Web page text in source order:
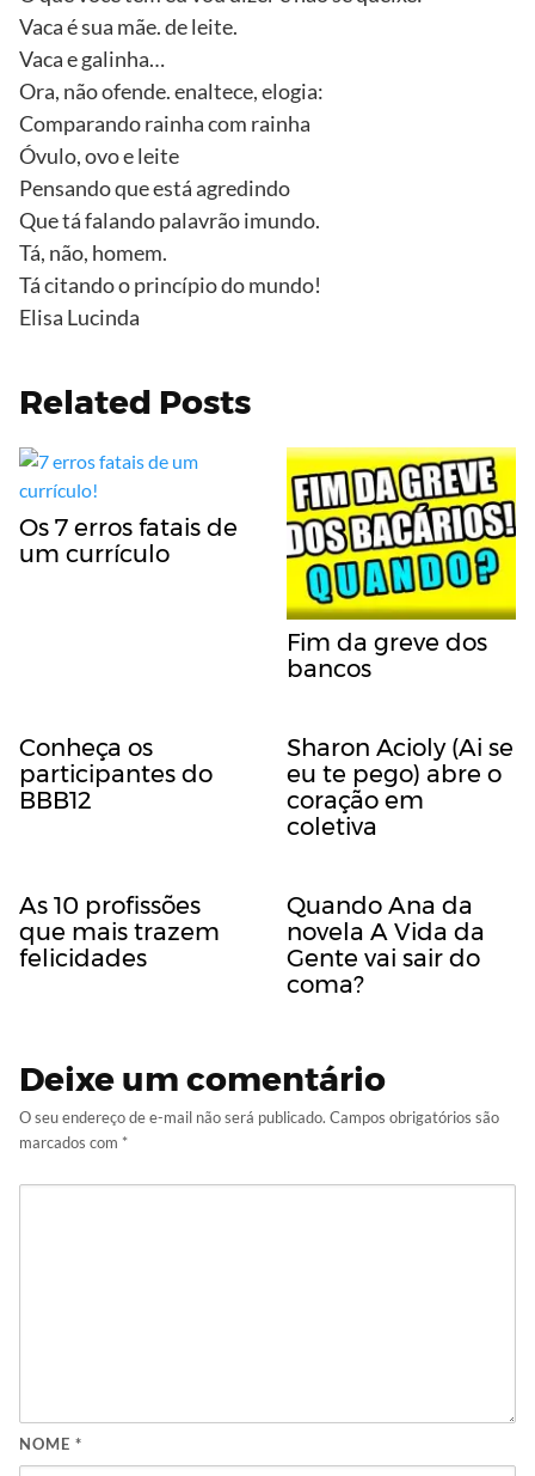
Vaca é sua mãe. de leite.
Vaca e galinha…
Ora, não ofende. enaltece, elogia:
Comparando rainha com rainha
Óvulo, ovo e leite
Pensando que está agredindo
Que tá falando palavrão imundo.
Tá, não, homem.
Tá citando o princípio do mundo!
Elisa Lucinda
Related Posts
Os 7 erros fatais de
um currículo
Fim da greve dos
bancos
Conheça os
participantes do
BBB12
Sharon Acioly (Ai se
eu te pego) abre o
coração em
coletiva
As 10 profissões
que mais trazem
felicidades
Quando Ana da
novela A Vida da
Gente vai sair do
coma?
Deixe um comentário
O seu endereço de e-mail não será publicado. Campos obrigatórios são
marcados com *
NOME *